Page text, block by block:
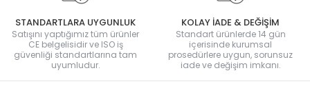
STANDARTLARA UYGUNLUK
Satışını yaptığımız tüm ürünler
CE belgelisidir ve ISO iş
güvenliği standartlarına tam
uyumludur.
KOLAY İADE & DEĞİŞİM
Standart ürünlerde 14 gün
içerisinde kurumsal
prosedürlere uygun, sorunsuz
iade ve değişim imkanı.